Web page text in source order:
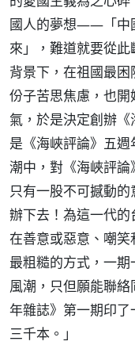
國人的夢想——「中
來」，難道就要從
背景下，在祖國最
份子苦思焦慮，也
氣，於是決定創辦
是《海峽評論》五
潮中，對《海峽評論
只有一股不可撼動
辦下去！為這一代的
在善意或惡意、嘲
最粗糙的方式，一
風潮，只但願能聯
年雜誌》第一期印
三千本。」